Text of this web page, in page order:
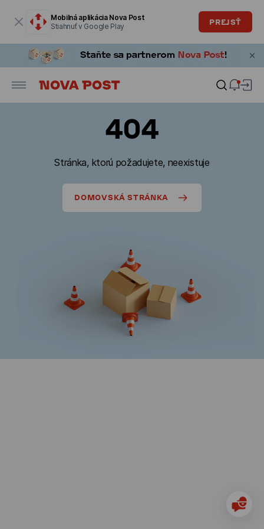
Mobilná aplikácia Nova Post
Stiahnuť v Google Play
PREJSŤ
404
Stránka, ktorú požadujete, neexistuje
DOMOVSKÁ STRÁNKA